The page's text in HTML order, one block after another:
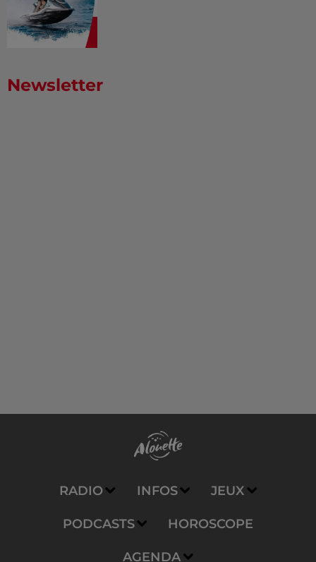
Newsletter
RADIO INFOS JEUX
PODCASTS HOROSCOPE
AGENDA